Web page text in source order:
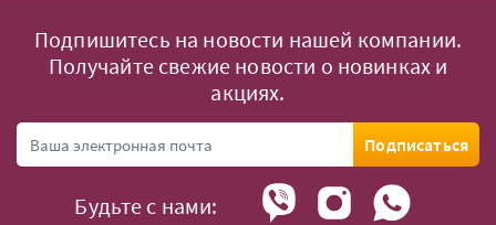
Подпишитесь на новости нашей компании.
Получайте свежие новости о новинках и
акциях.
Подписаться
Будьте с нами: